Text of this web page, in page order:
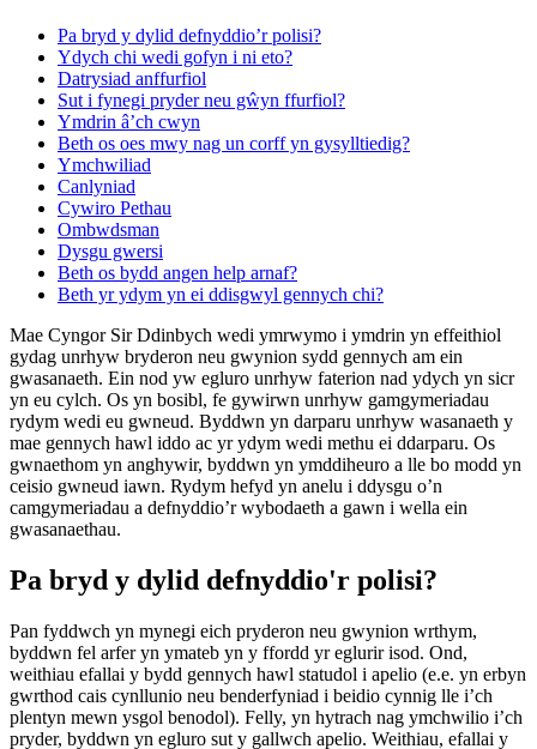
Pa bryd y dylid defnyddio’r polisi?
Ydych chi wedi gofyn i ni eto?
Datrysiad anffurfiol
Sut i fynegi pryder neu gŵyn ffurfiol?
Ymdrin â’ch cwyn
Beth os oes mwy nag un corff yn gysylltiedig?
Ymchwiliad
Canlyniad
Cywiro Pethau
Ombwdsman
Dysgu gwersi
Beth os bydd angen help arnaf?
Beth yr ydym yn ei ddisgwyl gennych chi?
Mae Cyngor Sir Ddinbych wedi ymrwymo i ymdrin yn effeithiol
gydag unrhyw bryderon neu gwynion sydd gennych am ein
gwasanaeth. Ein nod yw egluro unrhyw faterion nad ydych yn sicr
yn eu cylch. Os yn bosibl, fe gywirwn unrhyw gamgymeriadau
rydym wedi eu gwneud. Byddwn yn darparu unrhyw wasanaeth y
mae gennych hawl iddo ac yr ydym wedi methu ei ddarparu. Os
gwnaethom yn anghywir, byddwn yn ymddiheuro a lle bo modd yn
ceisio gwneud iawn. Rydym hefyd yn anelu i ddysgu o’n
camgymeriadau a defnyddio’r wybodaeth a gawn i wella ein
gwasanaethau.
Pa bryd y dylid defnyddio'r polisi?
Pan fyddwch yn mynegi eich pryderon neu gwynion wrthym,
byddwn fel arfer yn ymateb yn y ffordd yr eglurir isod. Ond,
weithiau efallai y bydd gennych hawl statudol i apelio (e.e. yn erbyn
gwrthod cais cynllunio neu benderfyniad i beidio cynnig lle i’ch
plentyn mewn ysgol benodol). Felly, yn hytrach nag ymchwilio i’ch
pryder, byddwn yn egluro sut y gallwch apelio. Weithiau, efallai y